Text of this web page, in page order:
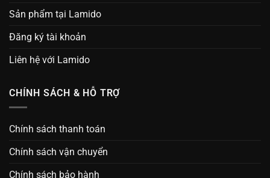
Sản phẩm tại Lamido
Đăng ký tài khoản
Liên hệ với Lamido
CHÍNH SÁCH & HỖ TRỢ
Chính sách thanh toán
Chính sách vận chuyển
Chính sách bảo hành